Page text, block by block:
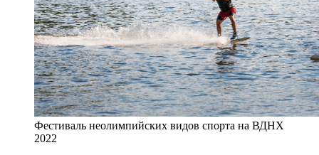
Фестиваль неолимпийских видов спорта на ВДНХ
2022